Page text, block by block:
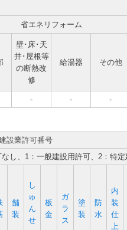
省エネリフォーム
壁･床･天
井･屋根等
の断熱改
修
給湯器 その他
- - -
設業許可番号
し、1：一般建設用許可、2：特定
舗
装
し
ゅ
ん
せ
板
金
ガ
ラ
ス
塗
装
防
水
内
装
仕
上